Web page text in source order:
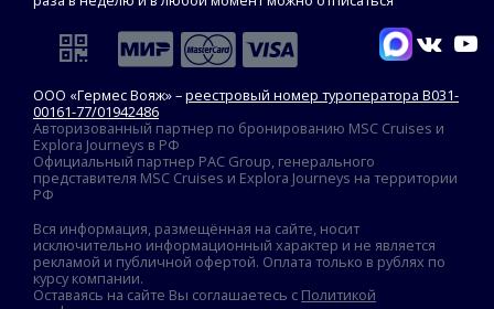
ООО «Гермес Вояж» –реестровый номер туроператора В031-
00161-77/01942486
Авторизованный партнер по бронированию MSC Cruises и
Explora Journeys в РФ
Официальный партнер PAC Group, генерального
представителя MSC Cruises и Explora Journeys на территории
РФ
Вся информация, размещённая на сайте, носит
исключительно информационный характер и не является
рекламой и публичной офертой. Оплата только в рублях по
курсу компании.
Оставаясь на сайте Вы соглашаетесь с Политикой